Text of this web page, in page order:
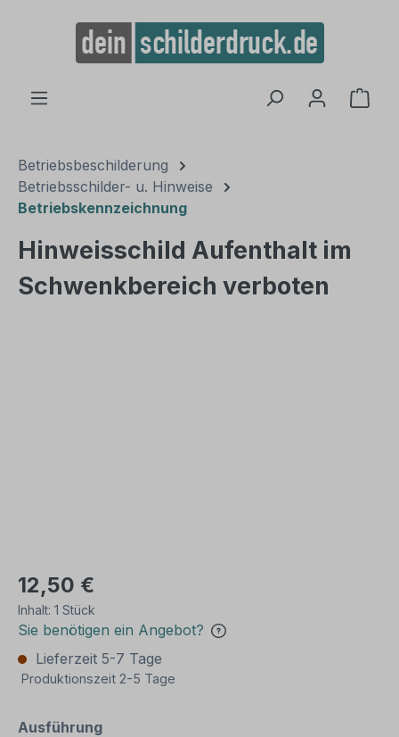
springen
Betriebsbeschilderung
Betriebsschilder- u. Hinweise
Betriebskennzeichnung
Hinweisschild Aufenthalt im
Schwenkbereich verboten
12,50 €
Inhalt: 1 Stück
Sie benötigen ein Angebot?
Lieferzeit 5-7 Tage
Produktionszeit 2-5 Tage
Ausführungauswählen